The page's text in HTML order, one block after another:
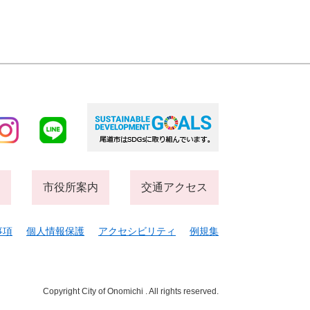
市役所案内 交通アクセス
項 個人情報保護 アクセシビリティ 例規集
Copyright City of Onomichi . All rights reserved.